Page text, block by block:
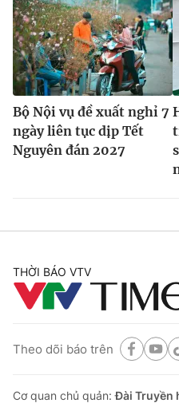
Bộ Nội vụ đề xuất nghỉ 7
ngày liên tục dịp Tết
Nguyên đán 2027
THỜI BÁO VTV
Theo dõi báo trên
Cơ quan chủ quản:Đài Truyền